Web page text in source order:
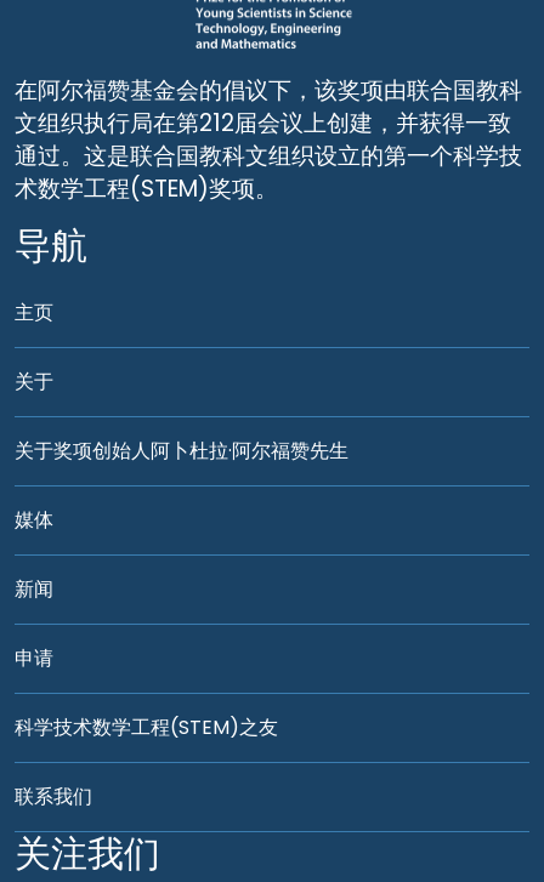
在阿尔福赞基金会的倡议下，该奖项由联合国教科
文组织执行局在第212届会议上创建，并获得一致
通过。这是联合国教科文组织设立的第一个科学技
术数学工程(STEM)奖项。
导航
主页
关于
关于奖项创始人阿卜杜拉·阿尔福赞先生
媒体
新闻
申请
科学技术数学工程(STEM)之友
联系我们
关注我们